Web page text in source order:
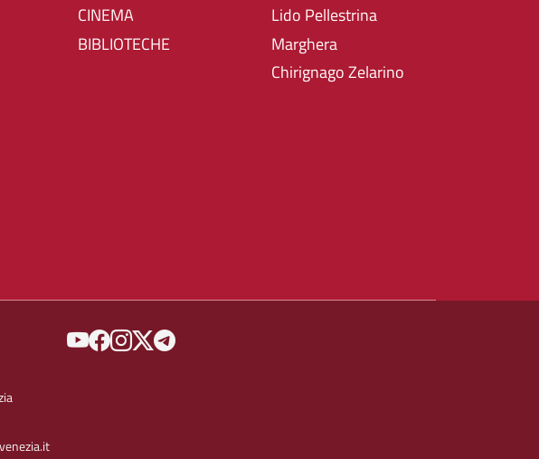
CINEMA
BIBLIOTECHE
Lido Pellestrina
Marghera
Chirignago Zelarino
SOCIAL MENU